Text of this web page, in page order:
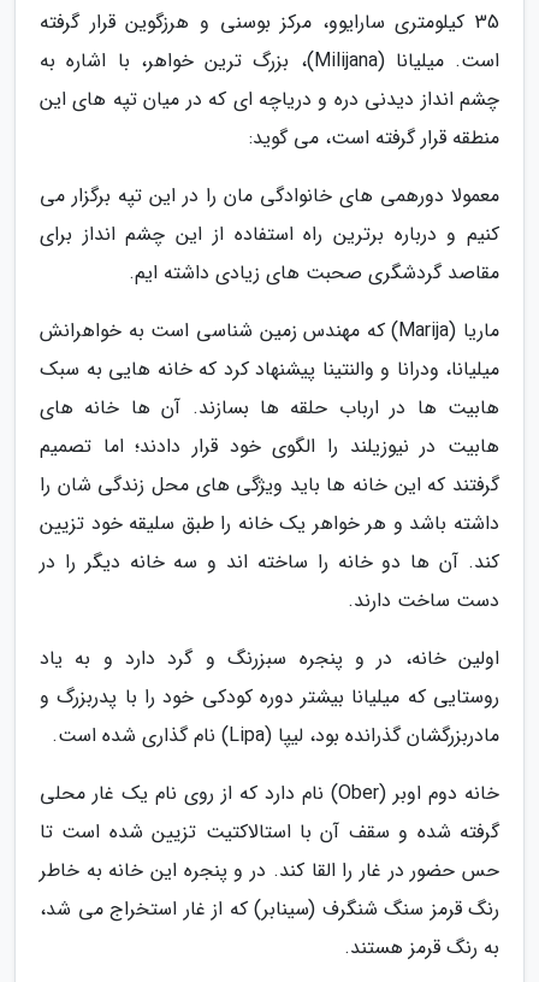
35 کیلومتری سارایوو، مرکز بوسنی و هرزگوین قرار گرفته
است. میلیانا (Milijana)، بزرگ ترین خواهر، با اشاره به
چشم انداز دیدنی دره و دریاچه ای که در میان تپه های این
منطقه قرار گرفته است، می گوید:
معمولا دورهمی های خانوادگی مان را در این تپه برگزار می
کنیم و درباره برترین راه استفاده از این چشم انداز برای
مقاصد گردشگری صحبت های زیادی داشته ایم.
ماریا (Marija) که مهندس زمین شناسی است به خواهرانش
میلیانا، ودرانا و والنتینا پیشنهاد کرد که خانه هایی به سبک
هابیت ها در ارباب حلقه ها بسازند. آن ها خانه های
هابیت در نیوزیلند را الگوی خود قرار دادند؛ اما تصمیم
گرفتند که این خانه ها باید ویژگی های محل زندگی شان را
داشته باشد و هر خواهر یک خانه را طبق سلیقه خود تزیین
کند. آن ها دو خانه را ساخته اند و سه خانه دیگر را در
دست ساخت دارند.
اولین خانه، در و پنجره سبزرنگ و گرد دارد و به یاد
روستایی که میلیانا بیشتر دوره کودکی خود را با پدربزرگ و
مادربزرگشان گذرانده بود، لیپا (Lipa) نام گذاری شده است.
خانه دوم اوبر (Ober) نام دارد که از روی نام یک غار محلی
گرفته شده و سقف آن با استالاکتیت تزیین شده است تا
حس حضور در غار را القا کند. در و پنجره این خانه به خاطر
رنگ قرمز سنگ شنگرف (سینابر) که از غار استخراج می شد،
به رنگ قرمز هستند.